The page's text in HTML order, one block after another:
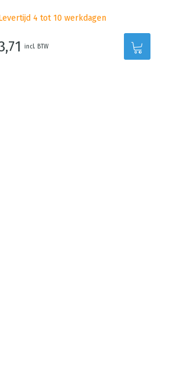
4 tot 10 werkdagen
incl. BTW